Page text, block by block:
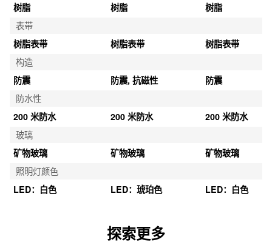
树脂
树脂
树脂
表带
树脂表带
树脂表带
树脂表带
构造
防震
防震, 抗磁性
防震
防水性
200 米防水
200 米防水
200 米防水
玻璃
矿物玻璃
矿物玻璃
矿物玻璃
照明灯颜色
LED：白色
LED：琥珀色 LED：白色
探索更多